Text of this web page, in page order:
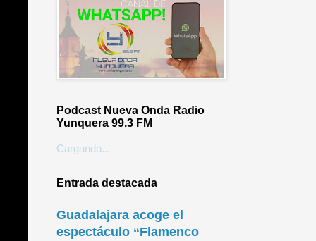
Podcast Nueva Onda Radio
Yunquera 99.3 FM
Cargando...
Entrada destacada
Guadalajara acoge el
espectáculo “Flamenco